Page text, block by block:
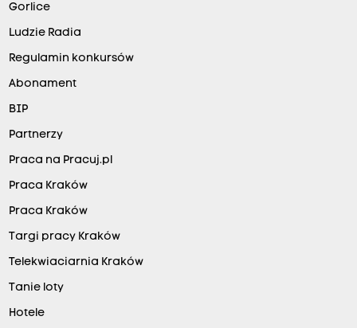
Gorlice
Ludzie Radia
Regulamin konkursów
Abonament
BIP
Partnerzy
Praca na Pracuj.pl
Praca Kraków
Praca Kraków
Targi pracy Kraków
Telekwiaciarnia Kraków
Tanie loty
Hotele